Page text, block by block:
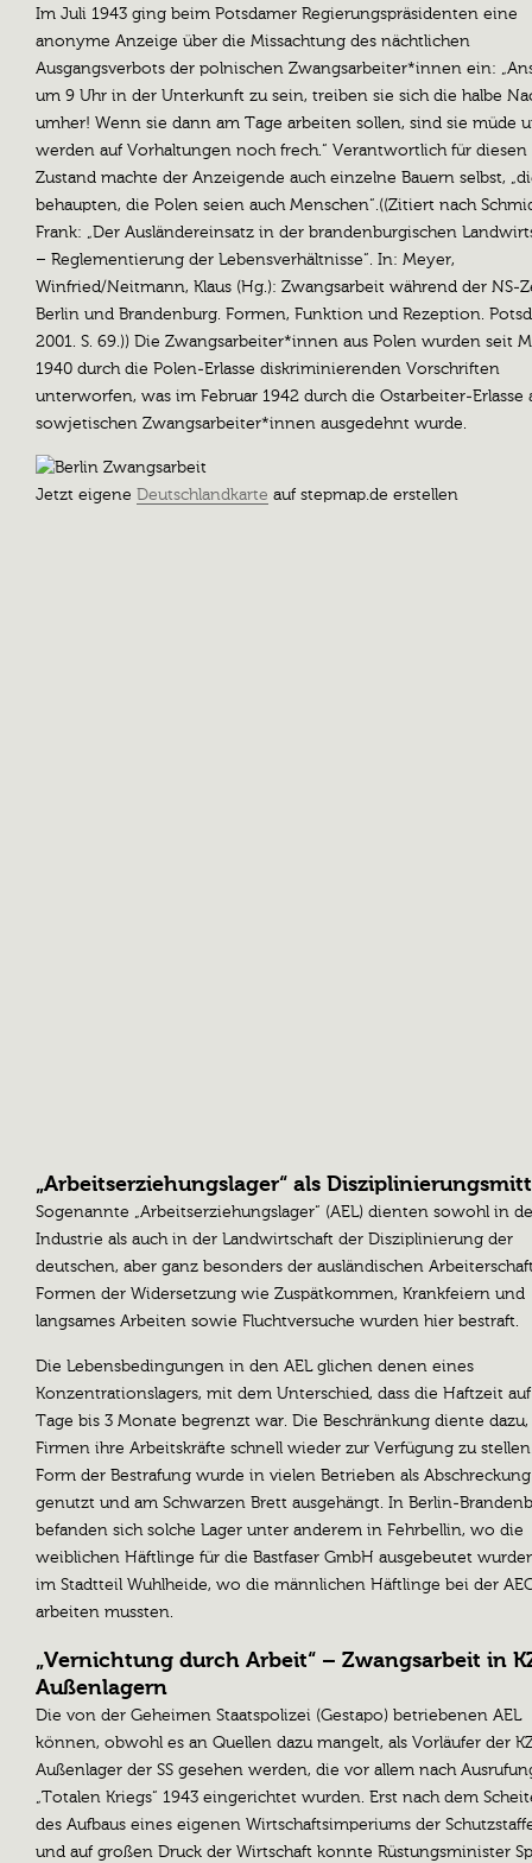
Im Juli 1943 ging beim Potsdamer Regierungspräsidenten eine
anonyme Anzeige über die Missachtung des nächtlichen
Ausgangsverbots der polnischen Zwangsarbeiter*innen ein:
um 9 Uhr in der Unterkunft zu sein, treiben sie sich die halbe
umher! Wenn sie dann am Tage arbeiten sollen, sind sie müde
werden auf Vorhaltungen noch frech.“ Verantwortlich für diesen
Zustand machte der Anzeigende auch einzelne Bauern selbst,
behaupten, die Polen seien auch Menschen“.((Zitiert nach
Frank: „Der Ausländereinsatz in der brandenburgischen
– Reglementierung der Lebensverhältnisse“. In: Meyer,
Winfried/Neitmann, Klaus (Hg.): Zwangsarbeit während der NS-
Berlin und Brandenburg. Formen, Funktion und Rezeption.
2001. S. 69.)) Die Zwangsarbeiter*innen aus Polen wurden seit
1940 durch die Polen-Erlasse diskriminierenden Vorschriften
unterworfen, was im Februar 1942 durch die Ostarbeiter-Erlasse
sowjetischen Zwangsarbeiter*innen ausgedehnt wurde.
Jetzt eigene Deutschlandkarte auf stepmap.de erstellen
„Arbeitserziehungslager“ als
Sogenannte „Arbeitserziehungslager“ (AEL) dienten sowohl in
Industrie als auch in der Landwirtschaft der Disziplinierung der
deutschen, aber ganz besonders der ausländischen
Formen der Widersetzung wie Zuspätkommen, Krankfeiern und
langsames Arbeiten sowie Fluchtversuche wurden hier bestraft.
Die Lebensbedingungen in den AEL glichen denen eines
Konzentrationslagers, mit dem Unterschied, dass die Haftzeit
Tage bis 3 Monate begrenzt war. Die Beschränkung diente
Firmen ihre Arbeitskräfte schnell wieder zur Verfügung zu
Form der Bestrafung wurde in vielen Betrieben als Abschreckung
genutzt und am Schwarzen Brett ausgehängt. In Berlin-
befanden sich solche Lager unter anderem in Fehrbellin, wo die
weiblichen Häftlinge für die Bastfaser GmbH ausgebeutet
im Stadtteil Wuhlheide, wo die männlichen Häftlinge bei der
arbeiten mussten.
„Vernichtung durch Arbeit“ – Zwangsarbeit in
Außenlagern
Die von der Geheimen Staatspolizei (Gestapo) betriebenen AEL
können, obwohl es an Quellen dazu mangelt, als Vorläufer der
Außenlager der SS gesehen werden, die vor allem nach
„Totalen Kriegs“ 1943 eingerichtet wurden. Erst nach dem
des Aufbaus eines eigenen Wirtschaftsimperiums der
und auf großen Druck der Wirtschaft konnte Rüstungsminister